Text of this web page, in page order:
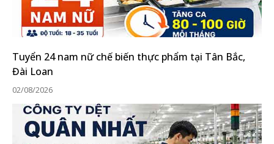
Tuyển 24 nam nữ chế biến thực phẩm tại Tân Bắc,
Đài Loan
02/08/2026